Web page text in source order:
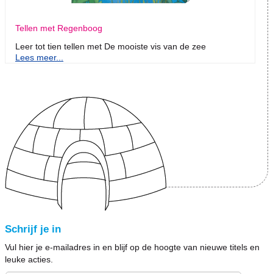
Tellen met Regenboog
Leer tot tien tellen met De mooiste vis van de zee
Lees meer...
Schrijf je in
Vul hier je e-mailadres in en blijf op de hoogte van nieuwe titels en
leuke acties.